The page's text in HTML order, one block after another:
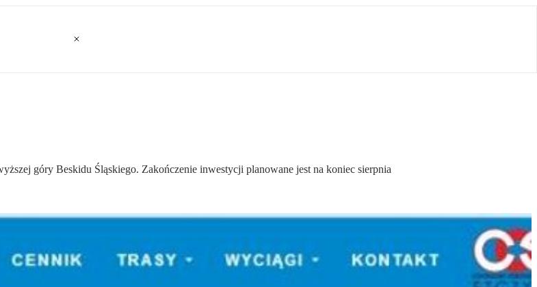
góry Beskidu Śląskiego. Zakończenie inwestycji planowane jest na koniec sierpnia